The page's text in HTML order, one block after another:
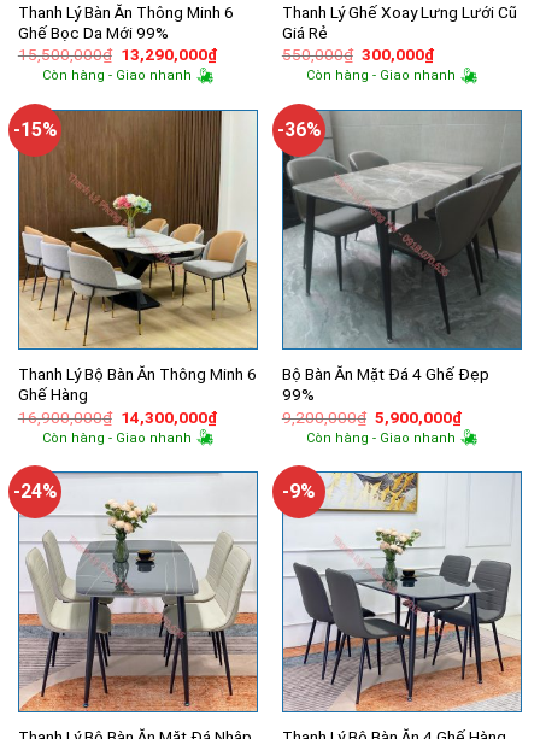
Thanh Lý Bàn Ăn Thông Minh 6
Ghế Bọc Da Mới 99%
15,500,000₫ Giá
gốc
là:
13,290,000₫Giá
hiện
13,290,000₫.
Còn hàng - Giao nhanh
Thanh Lý Ghế Xoay Lưng Lưới Cũ
Giá Rẻ
550,000₫ Giá
gốc
là:
300,000₫Giá
hiện
tại
300,000₫.
Còn hàng - Giao nhanh
-15%
Thanh Lý Bộ Bàn Ăn Thông Minh 6
Ghế Hàng
16,900,000₫ Giá
gốc
là:
14,300,000₫Giá
hiện
14,300,000₫.
Còn hàng - Giao nhanh
-36%
Bộ Bàn Ăn Mặt Đá 4 Ghế Đẹp
99%
9,200,000₫ Giá
gốc
là:
5,900,000₫Giá
hiện
tại
Còn hàng - Giao nhanh
-24% -9%